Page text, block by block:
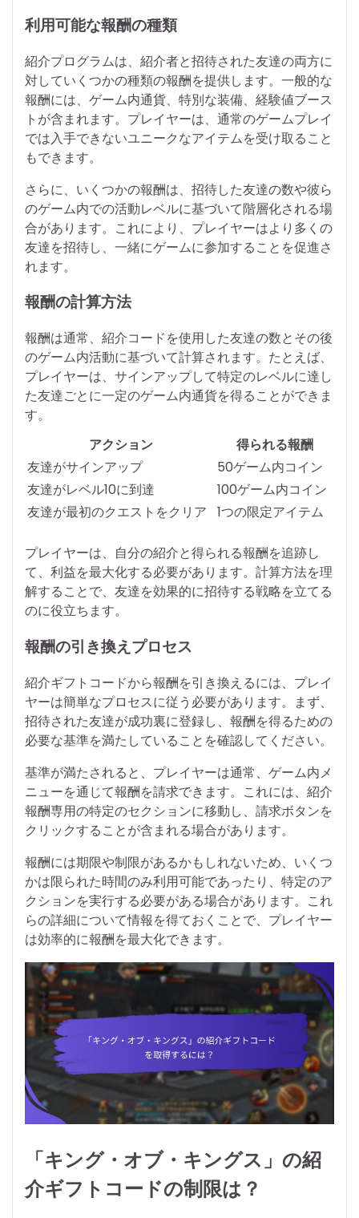
利用可能な報酬の種類
紹介プログラムは、紹介者と招待された友達の両方に
対していくつかの種類の報酬を提供します。一般的な
報酬には、ゲーム内通貨、特別な装備、経験値ブース
トが含まれます。プレイヤーは、通常のゲームプレイ
では入手できないユニークなアイテムを受け取ること
もできます。
さらに、いくつかの報酬は、招待した友達の数や彼ら
のゲーム内での活動レベルに基づいて階層化される場
合があります。これにより、プレイヤーはより多くの
友達を招待し、一緒にゲームに参加することを促進さ
れます。
報酬の計算方法
報酬は通常、紹介コードを使用した友達の数とその後
のゲーム内活動に基づいて計算されます。たとえば、
プレイヤーは、サインアップして特定のレベルに達し
た友達ごとに一定のゲーム内通貨を得ることができま
す。
アクション
得られる報酬
友達がサインアップ
50ゲーム内コイン
友達がレベル10に到達
100ゲーム内コイン
友達が最初のクエストをクリア
1つの限定アイテム
プレイヤーは、自分の紹介と得られる報酬を追跡し
て、利益を最大化する必要があります。計算方法を理
解することで、友達を効果的に招待する戦略を立てる
のに役立ちます。
報酬の引き換えプロセス
紹介ギフトコードから報酬を引き換えるには、プレイ
ヤーは簡単なプロセスに従う必要があります。まず、
招待された友達が成功裏に登録し、報酬を得るための
必要な基準を満たしていることを確認してください。
基準が満たされると、プレイヤーは通常、ゲーム内メ
ニューを通じて報酬を請求できます。これには、紹介
報酬専用の特定のセクションに移動し、請求ボタンを
クリックすることが含まれる場合があります。
報酬には期限や制限があるかもしれないため、いくつ
かは限られた時間のみ利用可能であったり、特定のア
クションを実行する必要がある場合があります。これ
らの詳細について情報を得ておくことで、プレイヤー
は効率的に報酬を最大化できます。
「キング・オブ・キングス」の紹
介ギフトコードの制限は？